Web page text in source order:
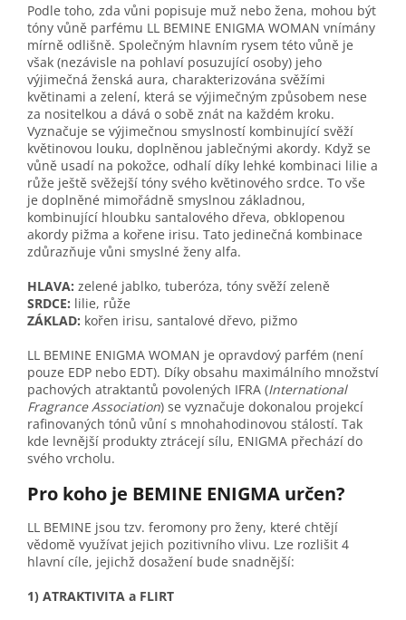
Podle toho, zda vůni popisuje muž nebo žena, mohou být
tóny vůně parfému LL BEMINE ENIGMA WOMAN vnímány
mírně odlišně. Společným hlavním rysem této vůně je
však (nezávisle na pohlaví posuzující osoby) jeho
výjimečná ženská aura, charakterizována svěžími
květinami a zelení, která se výjimečným způsobem nese
za nositelkou a dává o sobě znát na každém kroku.
Vyznačuje se výjimečnou smyslností kombinující svěží
květinovou louku, doplněnou jablečnými akordy. Když se
vůně usadí na pokožce, odhalí díky lehké kombinaci lilie a
růže ještě svěžejší tóny svého květinového srdce. To vše
je doplněné mimořádně smyslnou základnou,
kombinující hloubku santalového dřeva, obklopenou
akordy pižma a kořene irisu. Tato jedinečná kombinace
zdůrazňuje vůni smyslné ženy alfa.
HLAVA: zelené jablko, tuberóza, tóny svěží zeleně
SRDCE: lilie, růže
ZÁKLAD: kořen irisu, santalové dřevo, pižmo
LL BEMINE ENIGMA WOMAN je opravdový parfém (není
pouze EDP nebo EDT). Díky obsahu maximálního množství
pachových atraktantů povolených IFRA (International
Fragrance Association) se vyznačuje dokonalou projekcí
rafinovaných tónů vůní s mnohahodinovou stálostí. Tak
kde levnější produkty ztrácejí sílu, ENIGMA přechází do
svého vrcholu.
Pro koho je BEMINE ENIGMA určen?
LL BEMINE jsou tzv. feromony pro ženy, které chtějí
vědomě využívat jejich pozitivního vlivu. Lze rozlišit 4
hlavní cíle, jejichž dosažení bude snadnější:
1) ATRAKTIVITA a FLIRT